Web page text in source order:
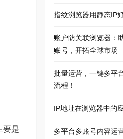
要是
指纹浏览器用静态IP
账户防关联浏览器：
账号，开拓全球市场
批量运营，一键多平
流程！
IP地址在浏览器中的
多平台多账号内容运